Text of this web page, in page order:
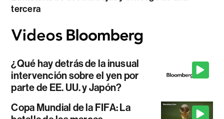
tercera
¿Qué hay detrás de la inusual
intervención sobre el yen por
parte de EE. UU. y Japón?
Copa Mundial de la FIFA: La